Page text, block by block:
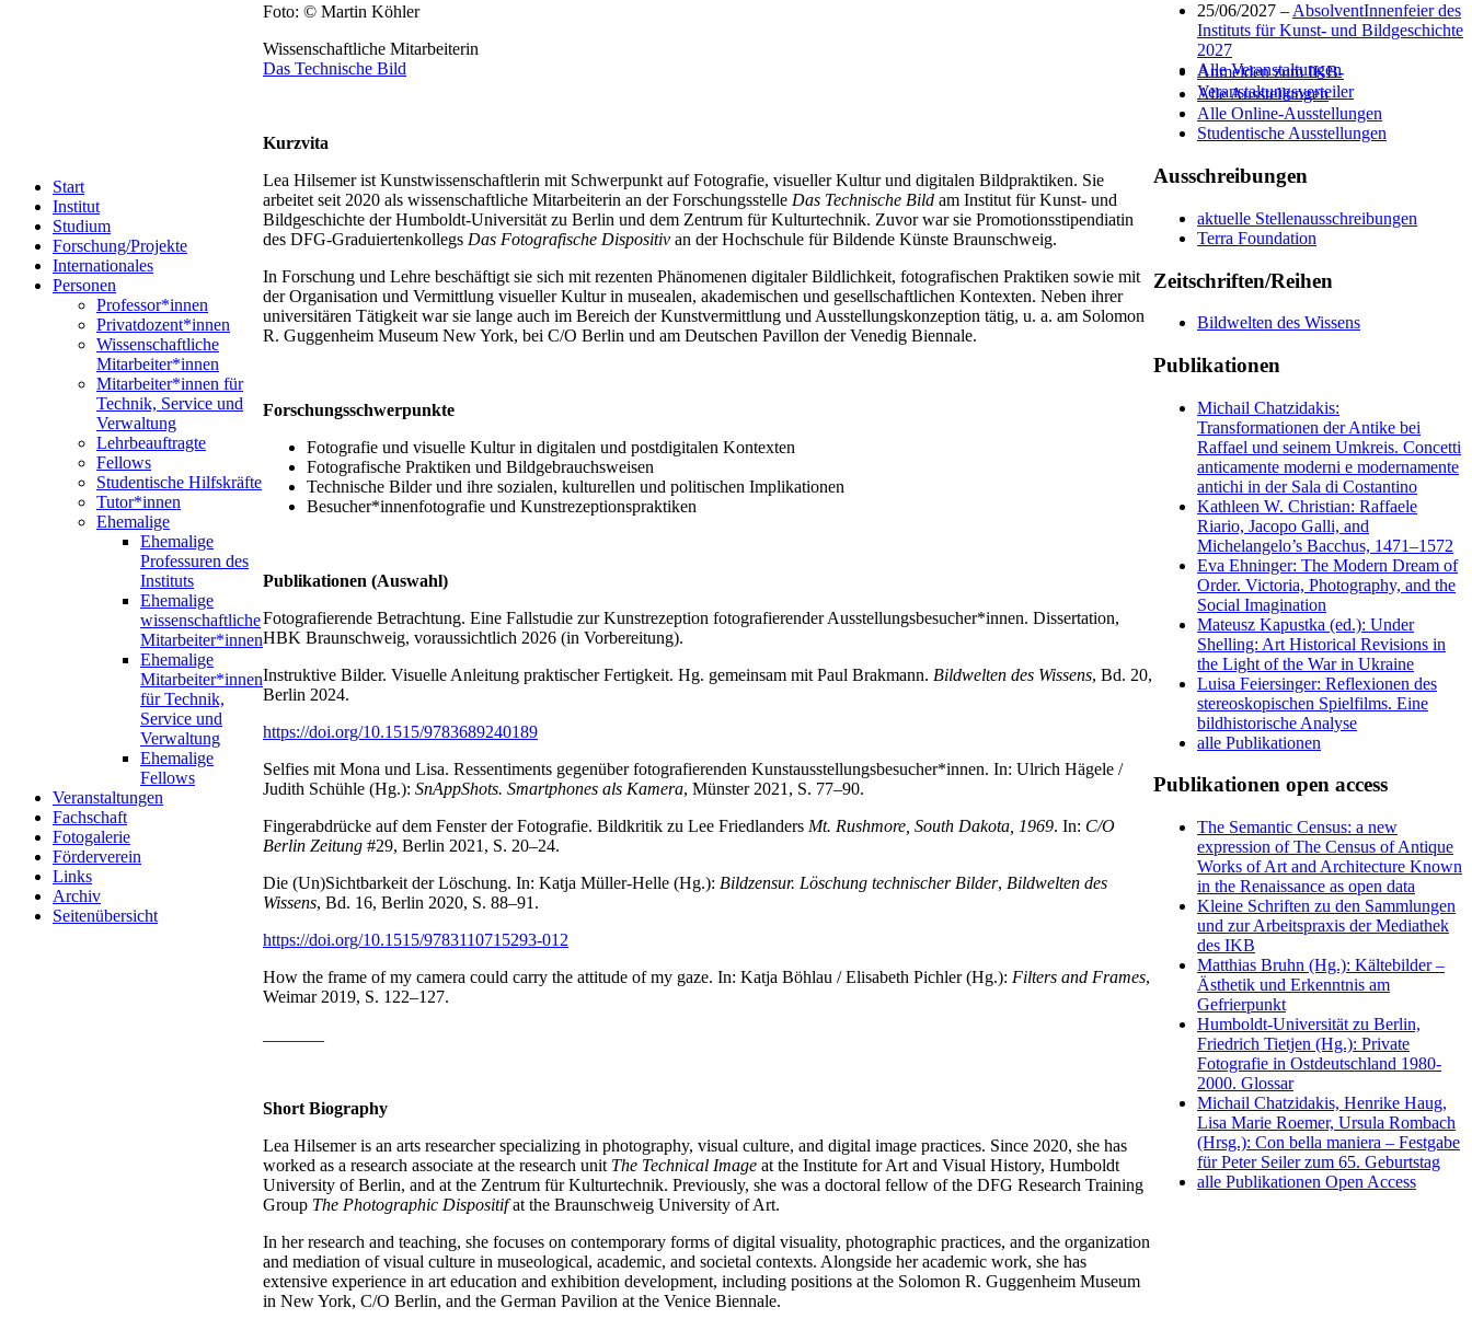
Start
Institut
Studium
Forschung/Projekte
Internationales
Personen
Professor*innen
Privatdozent*innen
Wissenschaftliche
Mitarbeiter*innen
Mitarbeiter*innen für
Technik, Service und
Verwaltung
Lehrbeauftragte
Fellows
Studentische Hilfskräfte
Tutor*innen
Ehemalige
Ehemalige
Professuren des
Instituts
Ehemalige
wissenschaftliche
Mitarbeiter*innen
Ehemalige
Mitarbeiter*innen
für Technik,
Service und
Verwaltung
Ehemalige
Fellows
Veranstaltungen
Fachschaft
Fotogalerie
Förderverein
Links
Archiv
Seitenübersicht
Foto: © Martin Köhler
Wissenschaftliche Mitarbeiterin
Das Technische Bild
Kurzvita
Lea Hilsemer ist Kunstwissenschaftlerin mit Schwerpunkt auf Fotografie, visueller Kultur und digitalen Bildpraktiken. Sie
arbeitet seit 2020 als wissenschaftliche Mitarbeiterin an der Forschungsstelle Das Technische Bild am Institut für Kunst- und
Bildgeschichte der Humboldt-Universität zu Berlin und dem Zentrum für Kulturtechnik. Zuvor war sie Promotionsstipendiatin
des DFG-Graduiertenkollegs Das Fotografische Dispositiv an der Hochschule für Bildende Künste Braunschweig.
In Forschung und Lehre beschäftigt sie sich mit rezenten Phänomenen digitaler Bildlichkeit, fotografischen Praktiken sowie mit
der Organisation und Vermittlung visueller Kultur in musealen, akademischen und gesellschaftlichen Kontexten. Neben ihrer
universitären Tätigkeit war sie lange auch im Bereich der Kunstvermittlung und Ausstellungskonzeption tätig, u. a. am Solomon
R. Guggenheim Museum New York, bei C/O Berlin und am Deutschen Pavillon der Venedig Biennale.
Forschungsschwerpunkte
Fotografie und visuelle Kultur in digitalen und postdigitalen Kontexten
Fotografische Praktiken und Bildgebrauchsweisen
Technische Bilder und ihre sozialen, kulturellen und politischen Implikationen
Besucher*innenfotografie und Kunstrezeptionspraktiken
Publikationen (Auswahl)
Fotografierende Betrachtung. Eine Fallstudie zur Kunstrezeption fotografierender Ausstellungsbesucher*innen. Dissertation,
HBK Braunschweig, voraussichtlich 2026 (in Vorbereitung).
Instruktive Bilder. Visuelle Anleitung praktischer Fertigkeit. Hg. gemeinsam mit Paul Brakmann. Bildwelten des Wissens, Bd. 20,
Berlin 2024.
https://doi.org/10.1515/9783689240189
Selfies mit Mona und Lisa. Ressentiments gegenüber fotografierenden Kunstausstellungsbesucher*innen. In: Ulrich Hägele /
Judith Schühle (Hg.): SnAppShots. Smartphones als Kamera, Münster 2021, S. 77–90.
Fingerabdrücke auf dem Fenster der Fotografie. Bildkritik zu Lee Friedlanders Mt. Rushmore, South Dakota, 1969. In: C/O
Berlin Zeitung #29, Berlin 2021, S. 20–24.
Die (Un)Sichtbarkeit der Löschung. In: Katja Müller-Helle (Hg.): Bildzensur. Löschung technischer Bilder, Bildwelten des
Wissens, Bd. 16, Berlin 2020, S. 88–91.
https://doi.org/10.1515/9783110715293-012
How the frame of my camera could carry the attitude of my gaze. In: Katja Böhlau / Elisabeth Pichler (Hg.): Filters and Frames,
Weimar 2019, S. 122–127.
Short Biography
Lea Hilsemer is an arts researcher specializing in photography, visual culture, and digital image practices. Since 2020, she has
worked as a research associate at the research unit The Technical Image at the Institute for Art and Visual History, Humboldt
University of Berlin, and at the Zentrum für Kulturtechnik. Previously, she was a doctoral fellow of the DFG Research Training
Group The Photographic Dispositifat the Braunschweig University of Art.
In her research and teaching, she focuses on contemporary forms of digital visuality, photographic practices, and the organization
and mediation of visual culture in museological, academic, and societal contexts. Alongside her academic work, she has
extensive experience in art education and exhibition development, including positions at the Solomon R. Guggenheim Museum
in New York, C/O Berlin, and the German Pavilion at the Venice Biennale.
25/06/2027 –AbsolventInnenfeier des
Instituts für Kunst- und Bildgeschichte
2027
Alle Veranstaltungen
Anmelden zum IKB-
Veranstaltungsverteiler
Alle Ausstellungen
Alle Online-Ausstellungen
Studentische Ausstellungen
Ausschreibungen
aktuelle Stellenausschreibungen
Terra Foundation
Zeitschriften/Reihen
Bildwelten des Wissens
Publikationen
Michail Chatzidakis:
Transformationen der Antike bei
Raffael und seinem Umkreis. Concetti
anticamente moderni e modernamente
antichi in der Sala di Costantino
Kathleen W. Christian: Raffaele
Riario, Jacopo Galli, and
Michelangelo’s Bacchus, 1471–1572
Eva Ehninger: The Modern Dream of
Order. Victoria, Photography, and the
Social Imagination
Mateusz Kapustka (ed.): Under
Shelling: Art Historical Revisions in
the Light of the War in Ukraine
Luisa Feiersinger: Reflexionen des
stereoskopischen Spielfilms. Eine
bildhistorische Analyse
alle Publikationen
Publikationen open access
The Semantic Census: a new
expression of The Census of Antique
Works of Art and Architecture Known
in the Renaissance as open data
Kleine Schriften zu den Sammlungen
und zur Arbeitspraxis der Mediathek
des IKB
Matthias Bruhn (Hg.): Kältebilder –
Ästhetik und Erkenntnis am
Gefrierpunkt
Humboldt-Universität zu Berlin,
Friedrich Tietjen (Hg.): Private
Fotografie in Ostdeutschland 1980-
2000. Glossar
Michail Chatzidakis, Henrike Haug,
Lisa Marie Roemer, Ursula Rombach
(Hrsg.): Con bella maniera – Festgabe
für Peter Seiler zum 65. Geburtstag
alle Publikationen Open Access